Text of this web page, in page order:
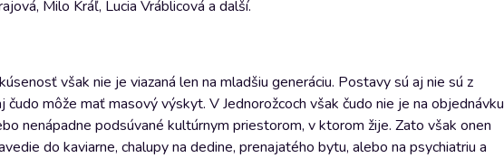
Milo Kráľ, Lucia Vráblicová a další.
však nie je viazaná len na mladšiu generáciu. Postavy sú aj nie sú z
môže mať masový výskyt. V Jednorožcoch však čudo nie je na objednávku
nenápadne podsúvané kultúrnym priestorom, v ktorom žije. Zato však onen
do kaviarne, chalupy na dedine, prenajatého bytu, alebo na psychiatriu a